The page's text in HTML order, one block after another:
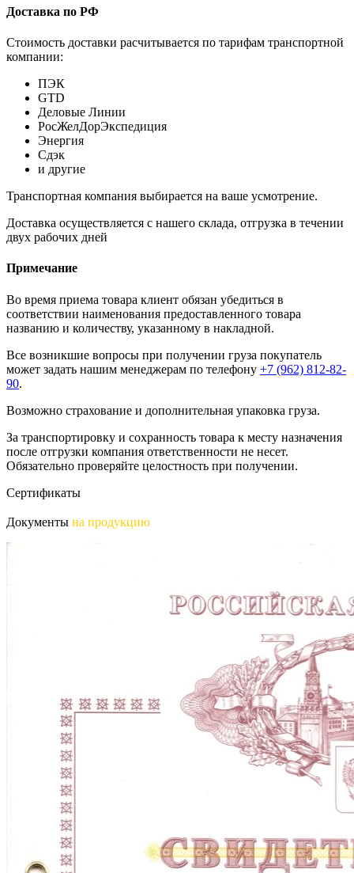
Доставка по РФ
Стоимость доставки расчитывается по тарифам транспортной
компании:
ПЭК
GTD
Деловые Линии
РосЖелДорЭкспедиция
Энергия
Сдэк
и другие
Транспортная компания выбирается на ваше усмотрение.
Доставка осуществляется с нашего склада, отгрузка в течении
двух рабочих дней
Примечание
Во время приема товара клиент обязан убедиться в
соответствии наименования предоставленного товара
названию и количеству, указанному в накладной.
Все возникшие вопросы при получении груза покупатель
может задать нашим менеджерам по телефону +7 (962) 812-82-
90.
Возможно страхование и дополнительная упаковка груза.
За транспортировку и сохранность товара к месту назначения
после отгрузки компания ответственности не несет.
Обязательно проверяйте целостность при получении.
Сертификаты
Документы на продукцию